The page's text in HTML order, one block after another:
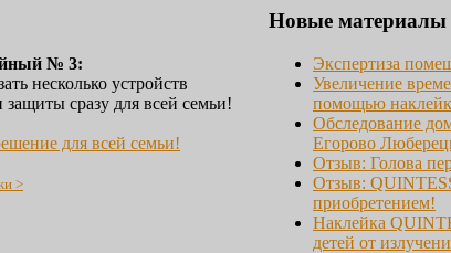
№ 3:
несколько устройств
сразу для всей семьи!
>
Новые материалы
Экспертиза
Увеличение
помощью
Обследование
Егорово
Отзыв: Голова
Отзыв:
приобретением!
Наклейка
детей от